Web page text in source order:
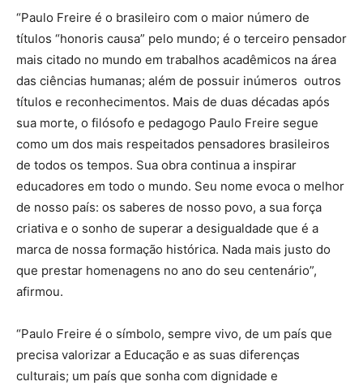
“Paulo Freire é o brasileiro com o maior número de
títulos “honoris causa” pelo mundo; é o terceiro pensador
mais citado no mundo em trabalhos acadêmicos na área
das ciências humanas; além de possuir inúmeros outros
títulos e reconhecimentos. Mais de duas décadas após
sua morte, o filósofo e pedagogo Paulo Freire segue
como um dos mais respeitados pensadores brasileiros
de todos os tempos. Sua obra continua a inspirar
educadores em todo o mundo. Seu nome evoca o melhor
de nosso país: os saberes de nosso povo, a sua força
criativa e o sonho de superar a desigualdade que é a
marca de nossa formação histórica. Nada mais justo do
que prestar homenagens no ano do seu centenário”,
afirmou.
“Paulo Freire é o símbolo, sempre vivo, de um país que
precisa valorizar a Educação e as suas diferenças
culturais; um país que sonha com dignidade e